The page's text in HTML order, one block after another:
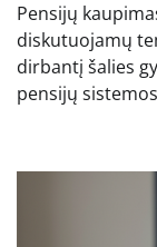
Pensijų
diskutuojamų
dirbantį šalies
pensijų